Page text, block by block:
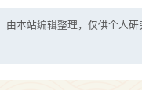
本站编辑整理，仅供个人